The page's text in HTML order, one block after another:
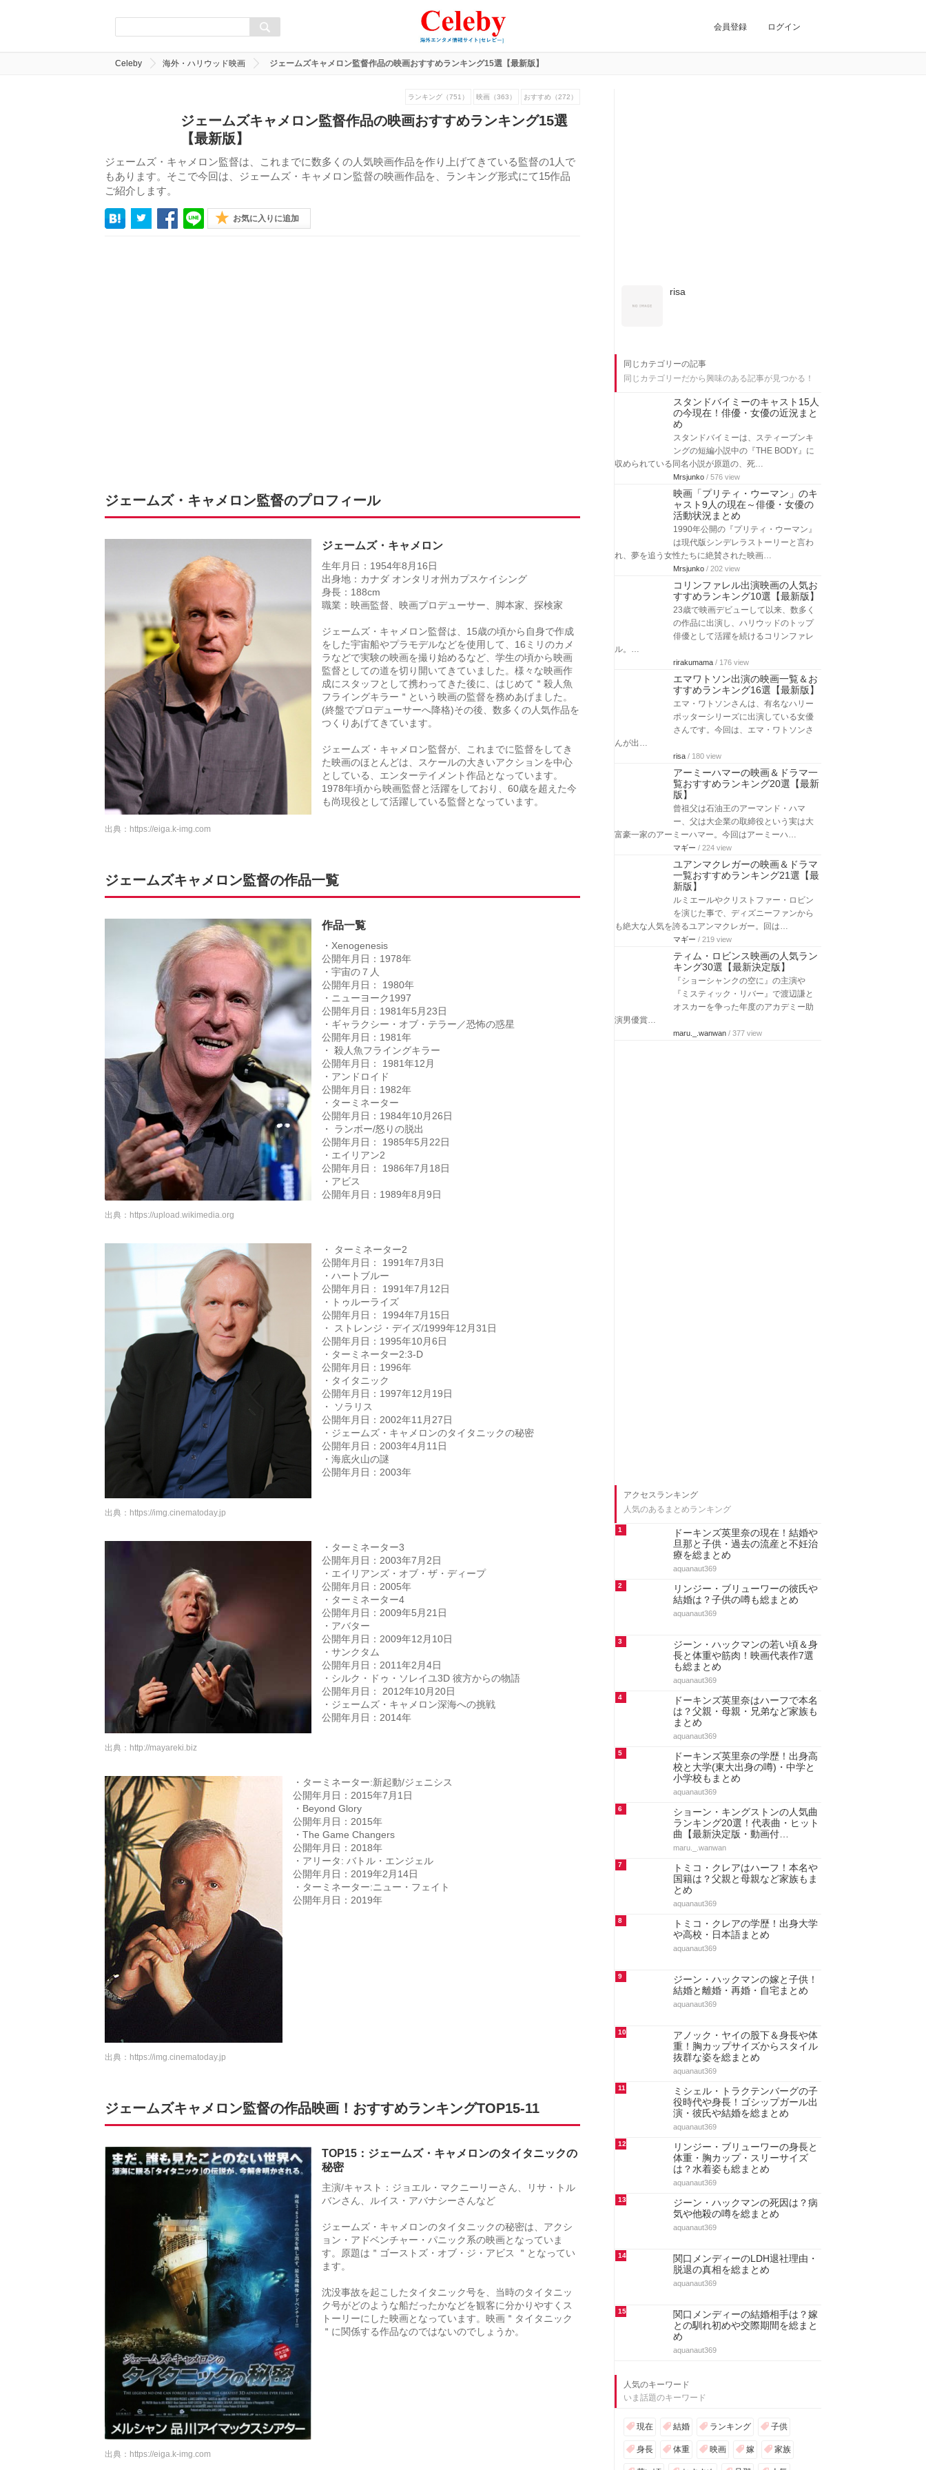
会員登録 ログイン
Celeby 海外・ハリウッド映画 ジェームズキャメロン監督作品の映画おすすめランキング15選【最新版】
ランキング（751） 映画（363） おすすめ（272）
ジェームズキャメロン監督作品の映画おすすめランキング15選
【最新版】
ジェームズ・キャメロン監督は、これまでに数多くの人気映画作品を作り上げてきている監督の1人で
もあります。そこで今回は、ジェームズ・キャメロン監督の映画作品を、ランキング形式にて15作品
ご紹介します。
お気に入りに追加
ジェームズ・キャメロン監督のプロフィール
ジェームズ・キャメロン
生年月日：1954年8月16日
出身地：カナダ オンタリオ州カプスケイシング
身長：188cm
職業：映画監督、映画プロデューサー、脚本家、探検家
ジェームズ・キャメロン監督は、15歳の頃から自身で作成
をした宇宙船やプラモデルなどを使用して、16ミリのカメ
ラなどで実験の映画を撮り始めるなど、学生の頃から映画
監督としての道を切り開いてきていました。様々な映画作
成にスタッフとして携わってきた後に、はじめて＂殺人魚
フライングキラー＂という映画の監督を務めあげました。
(終盤でプロデューサーへ降格)その後、数多くの人気作品を
つくりあげてきています。
ジェームズ・キャメロン監督が、これまでに監督をしてき
た映画のほとんどは、スケールの大きいアクションを中心
としている、エンターテイメント作品となっています。
1978年頃から映画監督と活躍をしており、60歳を超えた今
も尚現役として活躍している監督となっています。
出典： https://eiga.k-img.com
ジェームズキャメロン監督の作品一覧
作品一覧
・Xenogenesis
公開年月日：1978年
・宇宙の７人
公開年月日： 1980年
・ニューヨーク1997
公開年月日：1981年5月23日
・ギャラクシー・オブ・テラー／恐怖の惑星
公開年月日：1981年
・ 殺人魚フライングキラー
公開年月日： 1981年12月
・アンドロイド
公開年月日：1982年
・ターミネーター
公開年月日：1984年10月26日
・ ランボー/怒りの脱出
公開年月日： 1985年5月22日
・エイリアン2
公開年月日： 1986年7月18日
・アビス
公開年月日：1989年8月9日
出典： https://upload.wikimedia.org
・ ターミネーター2
公開年月日： 1991年7月3日
・ハートブルー
公開年月日： 1991年7月12日
・トゥルーライズ
公開年月日： 1994年7月15日
・ ストレンジ・デイズ/1999年12月31日
公開年月日：1995年10月6日
・ターミネーター2:3-D
公開年月日：1996年
・タイタニック
公開年月日：1997年12月19日
・ ソラリス
公開年月日：2002年11月27日
・ジェームズ・キャメロンのタイタニックの秘密
公開年月日：2003年4月11日
・海底火山の謎
公開年月日：2003年
出典： https://img.cinematoday.jp
・ターミネーター3
公開年月日：2003年7月2日
・エイリアンズ・オブ・ザ・ディープ
公開年月日：2005年
・ターミネーター4
公開年月日：2009年5月21日
・アバター
公開年月日：2009年12月10日
・サンクタム
公開年月日：2011年2月4日
・シルク・ドゥ・ソレイユ3D 彼方からの物語
公開年月日： 2012年10月20日
・ジェームズ・キャメロン深海への挑戦
公開年月日：2014年
出典： http://mayareki.biz
・ターミネーター:新起動/ジェニシス
公開年月日：2015年7月1日
・Beyond Glory
公開年月日：2015年
・The Game Changers
公開年月日：2018年
・アリータ: バトル・エンジェル
公開年月日：2019年2月14日
・ターミネーター:ニュー・フェイト
公開年月日：2019年
出典： https://img.cinematoday.jp
ジェームズキャメロン監督の作品映画！おすすめランキングTOP15-11
TOP15：ジェームズ・キャメロンのタイタニックの
秘密
主演/キャスト：ジョエル・マクニーリーさん、リサ・トル
バンさん、ルイス・アバナシーさんなど
ジェームズ・キャメロンのタイタニックの秘密は、アクシ
ョン・アドベンチャー・パニック系の映画となっていま
す。原題は＂ゴーストズ・オブ・ジ・アビス ＂となってい
ます。
沈没事故を起こしたタイタニック号を、当時のタイタニッ
ク号がどのような船だったかなどを観客に分かりやすくス
トーリーにした映画となっています。映画＂タイタニック
＂に関係する作品なのではないのでしょうか。
出典： https://eiga.k-img.com
risa
同じカテゴリーの記事
同じカテゴリーだから興味のある記事が見つかる！
スタンドバイミーのキャスト15人
の今現在！俳優・女優の近況まと
スタンドバイミーは、スティーブンキ
映画「プリティ・ウーマン」のキ
ャスト9人の現在～俳優・女優の
活動状況まとめ
1990年公開の『プリティ・ウーマン』
は現代版シンデレラストーリーと言わ
れ、夢を追う女性たちに絶賛された映画…
Mrsjunko / 202 view
コリンファレル出演映画の人気お
すすめランキング10選【最新版】
23歳で映画デビューして以来、数多く
の作品に出演し、ハリウッドのトップ
俳優として活躍を続けるコリンファレ
エマワトソン出演の映画一覧＆お
すすめランキング16選【最新版】
エマ・ワトソンさんは、有名なハリー
ポッターシリーズに出演している女優
さんです。今回は、エマ・ワトソンさ
アーミーハマーの映画＆ドラマ一
覧おすすめランキング20選【最新
版】
曾祖父は石油王のアーマンド・ハマ
人気のあるまとめランキング
ドーキンズ英里奈の現在！結婚や
旦那と子供・過去の流産と不妊治
aquanaut369
リンジー・ブリューワーの彼氏や
結婚は？子供の噂も総まとめ
ジーン・ハックマンの若い頃＆身
長と体重や筋肉！映画代表作7選
aquanaut369
ドーキンズ英里奈はハーフで本名
は？父親・母親・兄弟など家族も
aquanaut369
ドーキンズ英里奈の学歴！出身高
aquanaut369
ショーン・キングストンの人気曲
maru._.wanwan
トミコ・クレアはハーフ！本名や
国籍は？父親と母親など家族もま
aquanaut369
トミコ・クレアの学歴！出身大学
や高校・日本語まとめ
ジーン・ハックマンの嫁と子供！
結婚と離婚・再婚・自宅まとめ
アノック・ヤイの股下＆身長や体
aquanaut369
ミシェル・トラクテンバーグの子
aquanaut369
リンジー・ブリューワーの身長と
体重・胸カップ・スリーサイズ
ジーン・ハックマンの死因は？病
aquanaut369
関口メンディーのLDH退社理由・